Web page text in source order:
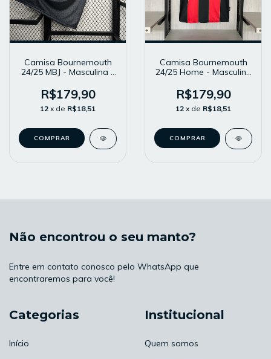
Camisa Bournemouth
24/25 MBJ - Masculina -
Preta / Vermelha
R$179,90
12 x de R$18,51
COMPRAR
Camisa Bournemouth
24/25 Home - Masculina
Vermelha e Preta
R$179,90
12 x de R$18,51
COMPRAR
Não encontrou o seu manto?
Entre em contato conosco pelo WhatsApp que
encontraremos para você!
Categorias
Início
Institucional
Quem somos